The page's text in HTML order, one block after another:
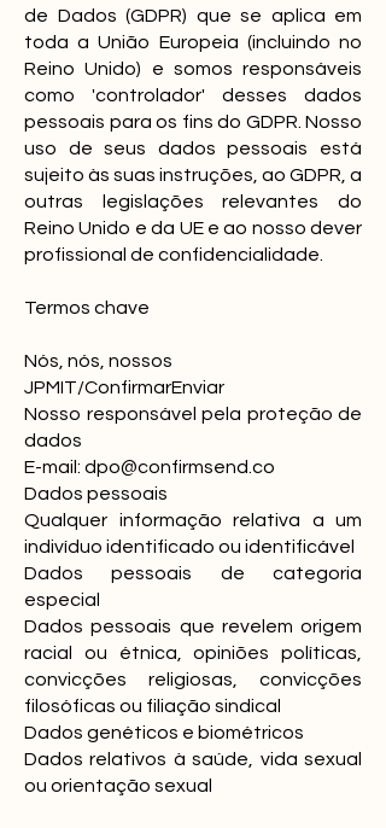
de Dados (GDPR) que se aplica em
toda a União Europeia (incluindo no
Reino Unido) e somos responsáveis
como 'controlador' desses dados
pessoais para os fins do GDPR. Nosso
uso de seus dados pessoais está
sujeito às suas instruções, ao GDPR, a
outras legislações relevantes do
Reino Unido e da UE e ao nosso dever
profissional de confidencialidade.
Termos chave
Nós, nós, nossos
JPMIT/ConfirmarEnviar
Nosso responsável pela proteção de
dados
E-mail: dpo@confirmsend.co
Dados pessoais
Qualquer informação relativa a um
indivíduo identificado ou identificável
Dados pessoais de categoria
especial
Dados pessoais que revelem origem
racial ou étnica, opiniões políticas,
convicções religiosas, convicções
filosóficas ou filiação sindical
Dados genéticos e biométricos
Dados relativos à saúde, vida sexual
ou orientação sexual